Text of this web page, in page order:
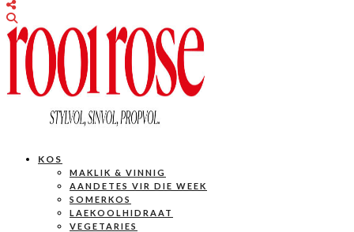
KOS
MAKLIK & VINNIG
AANDETES VIR DIE WEEK
SOMERKOS
LAEKOOLHIDRAAT
VEGETARIES